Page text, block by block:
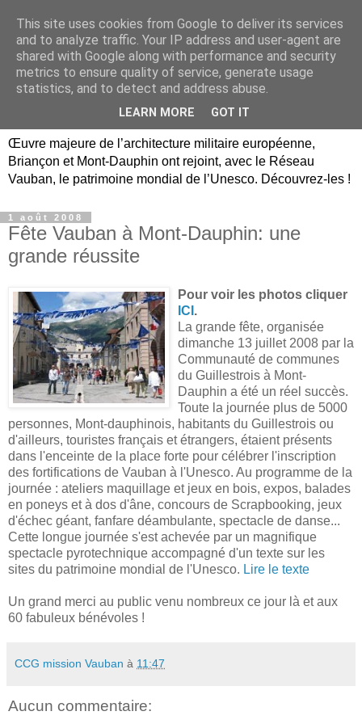
Briançon, Mont-Dauphin,
Vauban Unesco Hautes-
Œuvre majeure de l’architecture militaire européenne,
Briançon et Mont-Dauphin ont rejoint, avec le Réseau
Vauban, le patrimoine mondial de l’Unesco. Découvrez-les !
1 août 2008
Fête Vauban à Mont-Dauphin: une
grande réussite
Pour voir les photos cliquer
ICI .
La grande fête, organisée
dimanche 13 juillet 2008 par la
Communauté de communes
du Guillestrois à Mont-
Dauphin a été un réel succès.
Toute la journée plus de 5000
personnes, Mont-dauphinois, habitants du Guillestrois ou
d'ailleurs, touristes français et étrangers, étaient présents
dans l 'enceinte de la place forte pour célébrer l 'inscription
des fortifications de Vauban à l 'Unesco. Au programme de la
journée : ateliers maquillage et jeux en bois, expos, balades
en poneys et à dos d'âne, concours de Scrapbooking, jeux
d'échec géant, fanfare déambulante, spectacle de danse...
Cette longue journée s'est achevée par un magnifique
spectacle pyrotechnique accompagné d'un texte sur les
sites du patrimoine mondial de l'Unesco. Lire le texte
Un grand merci au public venu nombreux ce jour là et aux
60 fabuleux bénévoles !
CCG mission Vauban à 11:47
Aucun commentaire:
This site uses cookies from Google to deliver its services
and to analyze traffic. Your IP address and user-agent are
shared with Google along with performance and security
metrics to ensure quality of service, generate usage
statistics, and to detect and address abuse.
LEARN MORE GOT IT